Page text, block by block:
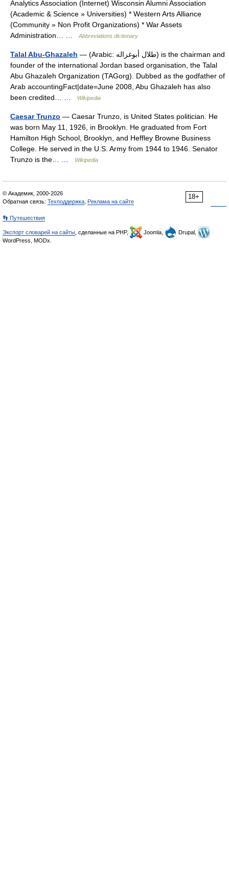
Analytics Association (Internet) Wisconsin Alumni Association
(Academic & Science » Universities) * Western Arts Alliance
(Community » Non Profit Organizations) * War Assets
Administration… …
Abbreviations dictionary
Talal Abu-Ghazaleh — (Arabic: طلال أبوغزاله) is the chairman and
founder of the international Jordan based organisation, the Talal
Abu Ghazaleh Organization (TAGorg). Dubbed as the godfather of
Arab accountingFact|date=June 2008, Abu Ghazaleh has also
been credited… …
Wikipedia
Caesar Trunzo — Caesar Trunzo, is United States politician. He
was born May 11, 1926, in Brooklyn. He graduated from Fort
Hamilton High School, Brooklyn, and Heffley Browne Business
College. He served in the U.S. Army from 1944 to 1946. Senator
Trunzo is the… …
Wikipedia
18+
© Академик, 2000-2026
Обратная связь: Техподдержка Реклама на сайте
👣 Путешествия
Экспорт словарей на сайты , сделанные на PHP, Joomla,
Drupal,
WordPress, MODx.